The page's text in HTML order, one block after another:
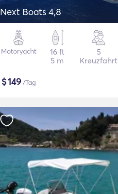
Next Boats 4,8
Motoryacht
16 ft
5 m
5
Kreuzfahrt
$149/Tag